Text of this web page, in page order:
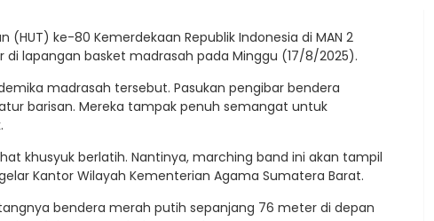
(HUT) ke-80 Kemerdekaan Republik Indonesia di MAN 2
lapangan basket madrasah pada Minggu (17/8/2025).
madrasah tersebut. Pasukan pengibar bendera
barisan. Mereka tampak penuh semangat untuk
khusyuk berlatih. Nantinya, marching band ini akan tampil
Kantor Wilayah Kementerian Agama Sumatera Barat.
bendera merah putih sepanjang 76 meter di depan